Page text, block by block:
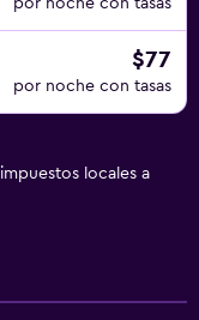
por noche con tasas
$77
por noche con tasas
locales a